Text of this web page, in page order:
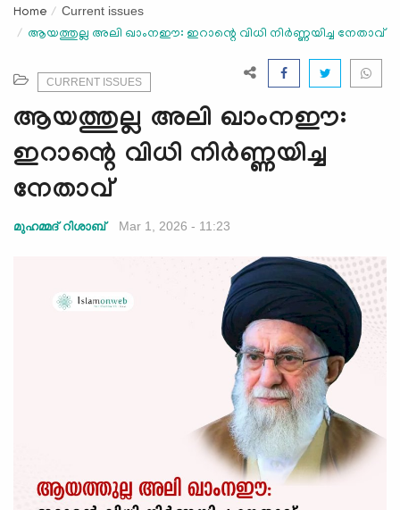
g
l
a
v
i
g
a
i
Home Current issues
ആയത്തുല്ല അലി ഖാംനഈ: ഇറാന്റെ വിധി നിർണ്ണയിച്ച നേതാവ്
CURRENT ISSUES
ആയത്തുല്ല അലി ഖാംനഈ:
ഇറാന്റെ വിധി നിർണ്ണയിച്ച
നേതാവ്
മുഹമ്മദ് റിശാബ് Mar 1, 2026 - 11:23